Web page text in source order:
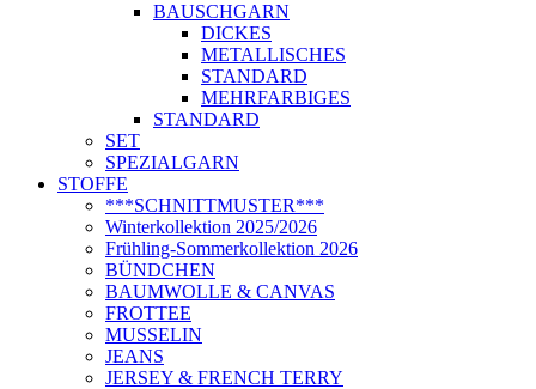
BAUSCHGARN
DICKES
METALLISCHES
STANDARD
MEHRFARBIGES
STANDARD
SET
SPEZIALGARN
STOFFE
***SCHNITTMUSTER***
Winterkollektion 2025/2026
Frühling-Sommerkollektion 2026
BÜNDCHEN
BAUMWOLLE & CANVAS
FROTTEE
MUSSELIN
JEANS
JERSEY & FRENCH TERRY